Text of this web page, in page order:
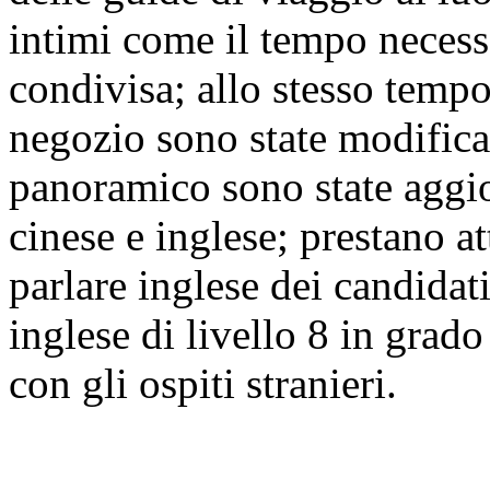
intimi come il tempo
condivisa; allo stesso
negozio sono state
panoramico sono state
cinese e inglese; prestano
parlare inglese dei
inglese di livello 8 in
con gli ospiti stranieri.